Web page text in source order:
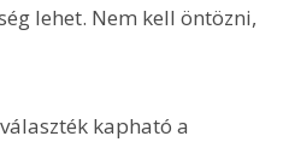
lehet. Nem kell öntözni,
kapható a